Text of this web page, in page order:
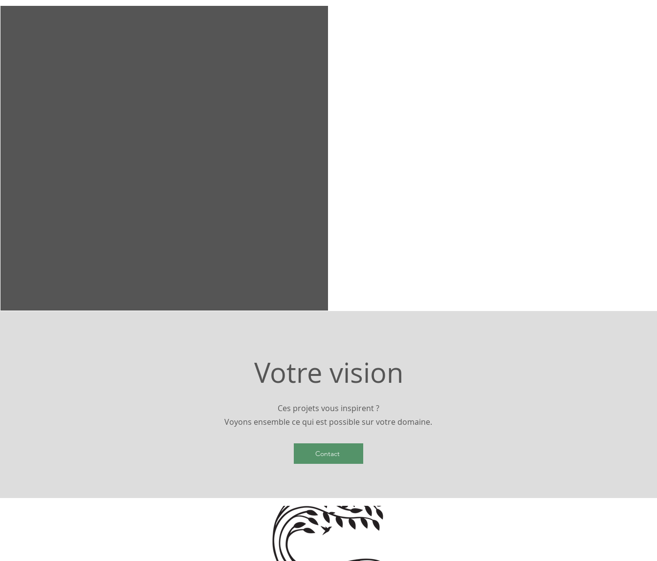
Votre vision
Ces projets vous inspirent ?
Voyons ensemble ce qui est possible sur votre domaine.
Contact